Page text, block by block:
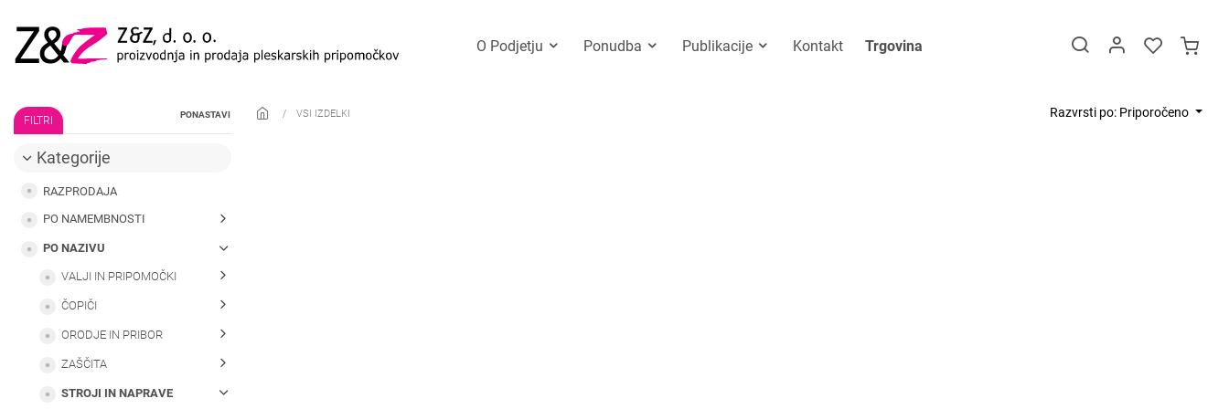
O Podjetju Ponudba Publikacije Kontakt Trgovina
FILTRI PONASTAVI
Kategorije
RAZPRODAJA
PO NAMEMBNOSTI
PO NAZIVU
VALJI IN PRIPOMOČKI
ČOPIČI
ORODJE IN PRIBOR
ZAŠČITA
STROJI IN NAPRAVE
Razvrsti po: Priporočeno
VSI IZDELKI